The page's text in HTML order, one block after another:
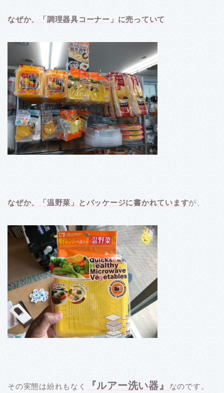
なぜか、「調理器具コーナー」に売っていて
なぜか、「温野菜」とパッケージに書かれていますが、
その実態は紛れもなく 『ルアー洗い器』 なのです。